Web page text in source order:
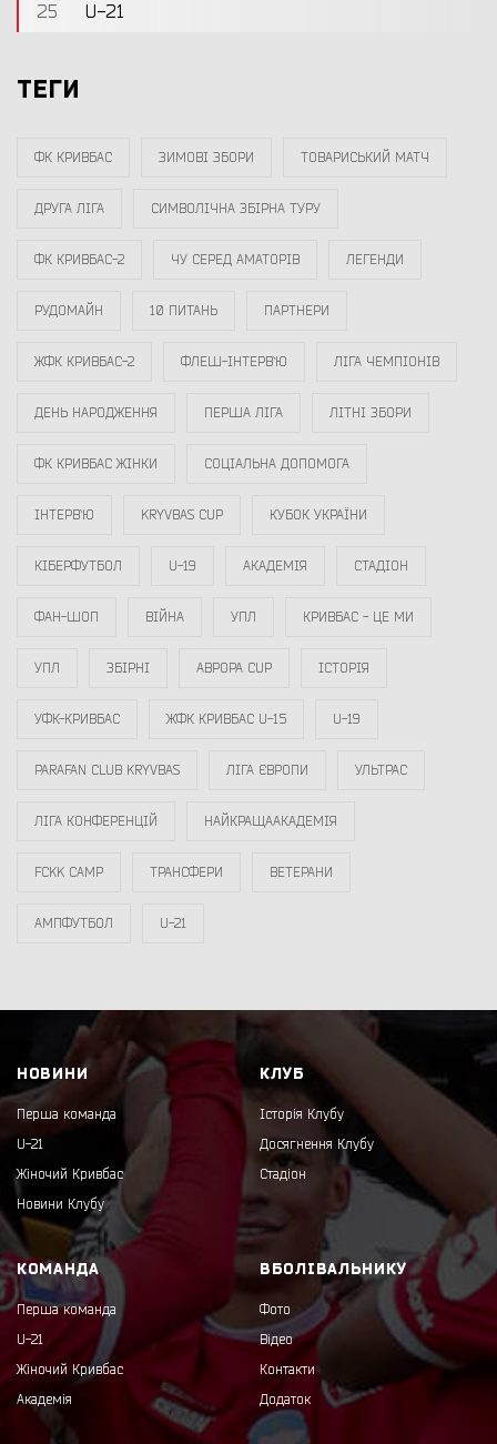
25
U-21
ТЕГИ
ФК КРИВБАС ЗИМОВІ ЗБОРИ ТОВАРИСЬКИЙ МАТЧ
ДРУГА ЛІГА СИМВОЛІЧНА ЗБІРНА ТУРУ
ФК КРИВБАС-2 ЧУ СЕРЕД АМАТОРІВ ЛЕГЕНДИ
РУДОМАЙН 10 ПИТАНЬ ПАРТНЕРИ
ЖФК КРИВБАС-2 ФЛЕШ-ІНТЕРВ`Ю ЛІГА ЧЕМПІОНІВ
ДЕНЬ НАРОДЖЕННЯ ПЕРША ЛІГА ЛІТНІ ЗБОРИ
ФК КРИВБАС ЖІНКИ СОЦІАЛЬНА ДОПОМОГА
ІНТЕРВ`Ю KRYVBAS CUP КУБОК УКРАЇНИ
КІБЕРФУТБОЛ U-19 АКАДЕМІЯ СТАДІОН
ФАН-ШОП ВІЙНА УПЛ КРИВБАС - ЦЕ МИ
УПЛ ЗБІРНІ АВРОРА CUP ІСТОРІЯ
УФК-КРИВБАС ЖФК КРИВБАС U-15 U-19
PARAFAN CLUB KRYVBAS ЛІГА ЄВРОПИ УЛЬТРАС
ЛІГА КОНФЕРЕНЦІЙ НАЙКРАЩААКАДЕМІЯ
FCKK CAMP ТРАНСФЕРИ ВЕТЕРАНИ
АМПФУТБОЛ U-21
НОВИНИ
Перша команда
U-21
Жіночий Кривбас
Новини Клубу
КЛУБ
Історія Клубу
Досягнення Клубу
Стадіон
КОМАНДА
Перша команда
U-21
Жіночий Кривбас
Академія
ВБОЛІВАЛЬНИКУ
Фото
Відео
Контакти
Додаток